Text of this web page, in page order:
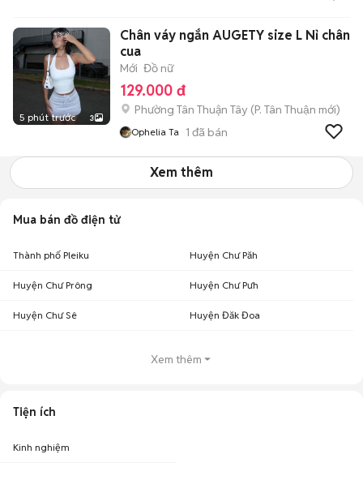
5 phút trước 3
Chân váy ngắn AUGETY size L Nỉ chân
cua
Mới Đồ nữ
129.000 đ
Phường Tân Thuận Tây (P. Tân Thuận mới)
Ophelia Ta 1 đã bán
Xem thêm
Mua bán đồ điện tử
Thành phố Pleiku Huyện Chư Păh
Huyện Chư Prông Huyện Chư Pưh
Huyện Chư Sê Huyện Đăk Đoa
Xem thêm
Tiện ích
Kinh nghiệm